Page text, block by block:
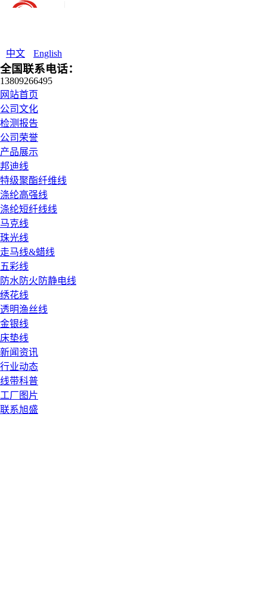
中文 English
全国联系电话：
13809266495
网站首页
公司文化
检测报告
公司荣誉
产品展示
邦迪线
特级聚酯纤维线
涤纶高强线
涤纶短纤线线
马克线
珠光线
走马线&蜡线
五彩线
防水防火防静电线
绣花线
透明渔丝线
金银线
床垫线
新闻资讯
行业动态
线带科普
工厂图片
联系旭盛